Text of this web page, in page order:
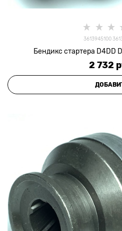
3613945100
Бендикс стартера D4DD
2 732